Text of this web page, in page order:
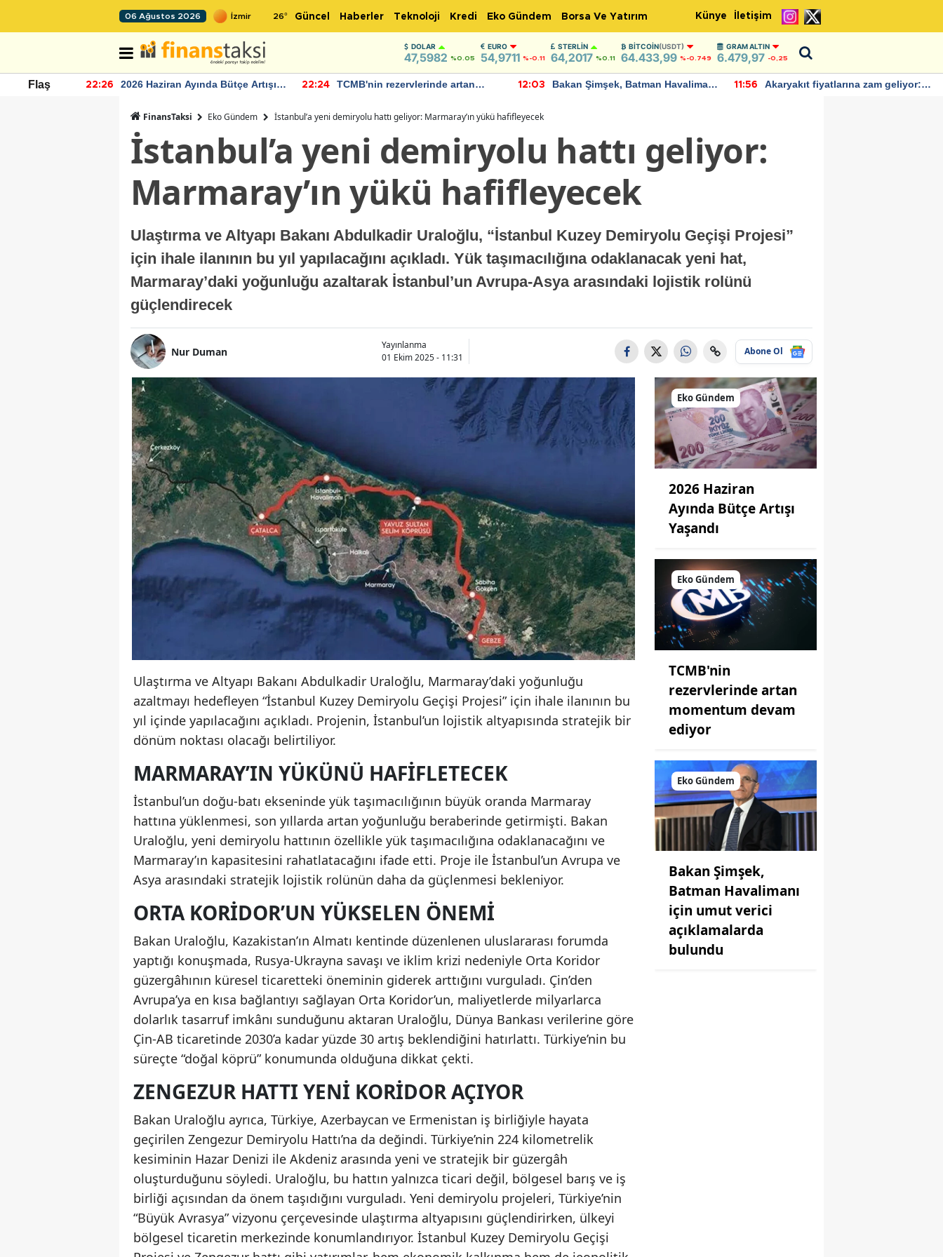
06 Ağustos 2026 26° Güncel Haberler Teknoloji Kredi Eko Gündem Borsa Ve Yatırım Künye İletişim
DOLAR
47,5982 %0.05
EURO
54,9711 %-0.11
STERLIN
64,2017 %0.11
BITCOIN(USDT)
64.433,99 %-0.749
GRAM ALTIN
6.479,97 -0,25
Flaş 22:26
2026 Haziran Ayında Bütçe Artışı
22:24
TCMB'nin rezervlerinde artan
12:03
Bakan Şimşek, Batman Havalimanı
11:56
Akaryakıt fiyatlarına zam geliyor:
FinansTaksi Eko Gündem İstanbul’a yeni demiryolu hattı geliyor: Marmaray’ın yükü hafifleyecek
İstanbul’a yeni demiryolu hattı geliyor:
Marmaray’ın yükü hafifleyecek
Ulaştırma ve Altyapı Bakanı Abdulkadir Uraloğlu, “İstanbul Kuzey Demiryolu Geçişi Projesi”
için ihale ilanının bu yıl yapılacağını açıkladı. Yük taşımacılığına odaklanacak yeni hat,
Marmaray’daki yoğunluğu azaltarak İstanbul’un Avrupa-Asya arasındaki lojistik rolünü
güçlendirecek
Nur Duman
Yayınlanma
01 Ekim 2025 - 11:31
Abone Ol
Ulaştırma ve Altyapı Bakanı Abdulkadir Uraloğlu, Marmaray’daki yoğunluğu
azaltmayı hedefleyen “İstanbul Kuzey Demiryolu Geçişi Projesi” için ihale ilanının bu
yıl içinde yapılacağını açıkladı. Projenin, İstanbul’un lojistik altyapısında stratejik bir
dönüm noktası olacağı belirtiliyor.
MARMARAY’IN YÜKÜNÜ HAFIFLETECEK
İstanbul’un doğu-batı ekseninde yük taşımacılığının büyük oranda Marmaray
hattına yüklenmesi, son yıllarda artan yoğunluğu beraberinde getirmişti. Bakan
Uraloğlu, yeni demiryolu hattının özellikle yük taşımacılığına odaklanacağını ve
Marmaray’ın kapasitesini rahatlatacağını ifade etti. Proje ile İstanbul’un Avrupa ve
Asya arasındaki stratejik lojistik rolünün daha da güçlenmesi bekleniyor.
ORTA KORIDOR’UN YÜKSELEN ÖNEMI
Bakan Uraloğlu, Kazakistan’ın Almatı kentinde düzenlenen uluslararası forumda
yaptığı konuşmada, Rusya-Ukrayna savaşı ve iklim krizi nedeniyle Orta Koridor
güzergâhının küresel ticaretteki öneminin giderek arttığını vurguladı. Çin’den
Avrupa’ya en kısa bağlantıyı sağlayan Orta Koridor’un, maliyetlerde milyarlarca
dolarlık tasarruf imkânı sunduğunu aktaran Uraloğlu, Dünya Bankası verilerine göre
Çin-AB ticaretinde 2030’a kadar yüzde 30 artış beklendiğini hatırlattı. Türkiye’nin bu
süreçte “doğal köprü” konumunda olduğuna dikkat çekti.
ZENGEZUR HATTI YENI KORIDOR AÇIYOR
Bakan Uraloğlu ayrıca, Türkiye, Azerbaycan ve Ermenistan iş birliğiyle hayata
geçirilen Zengezur Demiryolu Hattı’na da değindi. Türkiye’nin 224 kilometrelik
kesiminin Hazar Denizi ile Akdeniz arasında yeni ve stratejik bir güzergâh
oluşturduğunu söyledi. Uraloğlu, bu hattın yalnızca ticari değil, bölgesel barış ve iş
birliği açısından da önem taşıdığını vurguladı. Yeni demiryolu projeleri, Türkiye’nin
“Büyük Avrasya” vizyonu çerçevesinde ulaştırma altyapısını güçlendirirken, ülkeyi
bölgesel ticaretin merkezinde konumlandırıyor. İstanbul Kuzey Demiryolu Geçişi
Eko Gündem
2026 Haziran
Ayında Bütçe Artışı
Yaşandı
Eko Gündem
TCMB'nin
rezervlerinde artan
momentum devam
ediyor
Eko Gündem
Bakan Şimşek,
Batman Havalimanı
için umut verici
açıklamalarda
bulundu